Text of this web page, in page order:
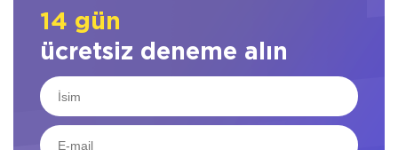
14 gün
ücretsiz deneme alın